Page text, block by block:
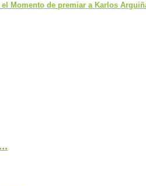
Momento de premiar a Karlos